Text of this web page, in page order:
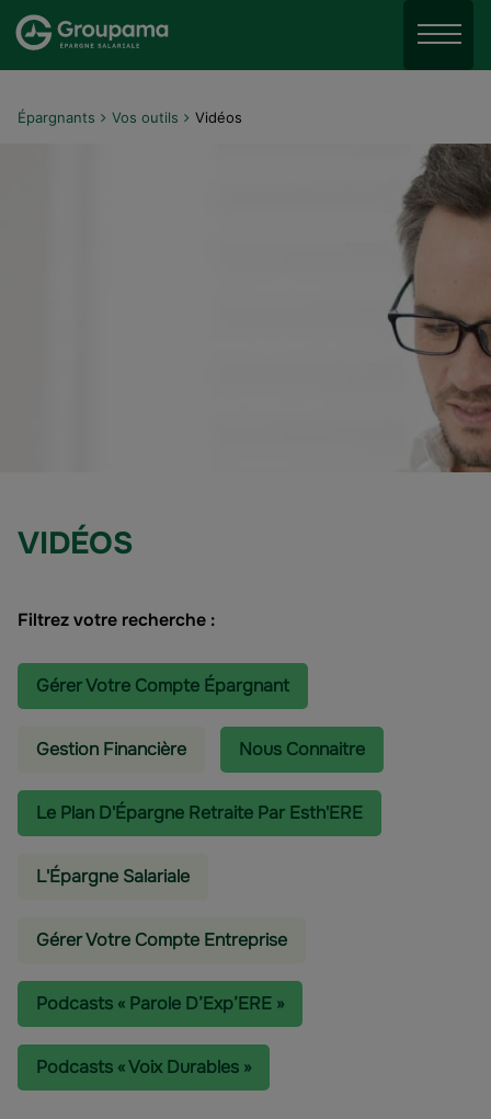
Aller au menu
Aller au contenu
Menu
Épargnants Vos outils Vidéos
VIDÉOS
Filtrez votre recherche :
Gérer Votre Compte Épargnant
Gestion Financière Nous Connaitre
Le Plan D'Épargne Retraite Par Esth'ERE
L'épargne Salariale
Gérer Votre Compte Entreprise
Podcasts « Parole D’Exp’ERE »
Podcasts « Voix Durables »